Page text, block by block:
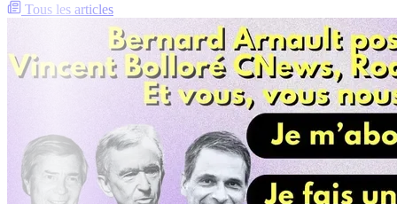
Tous les articles